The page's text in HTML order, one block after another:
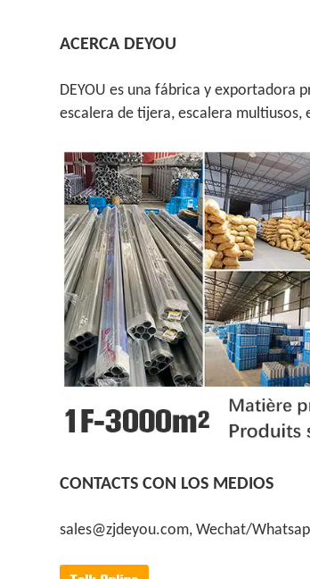
ACERCA DEYOU
DEYOU es una fábrica y exportadora
escalera de tijera, escalera
CONTACTS CON LOS MEDIOS
sales@zjdeyou.com, Wechat/